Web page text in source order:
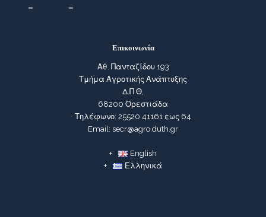
Επικοινωνία
Αθ. Πανταζίδου 193
Τμήμα Αγροτικής Ανάπτυξης
Δ.Π.Θ,
68200 Ορεστιάδα
Τηλέφωνο: 25520 41161 εως 64
Email: secr@agro.duth.gr
English
Ελληνικά